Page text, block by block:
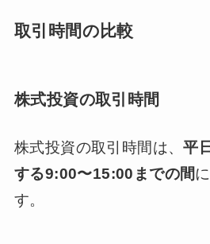
取引時間の比較
株式投資の取引時間
株式投資の取引時間は、平
する9:00〜15:00までの間
す。